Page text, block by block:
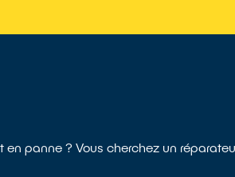
panne ? Vous cherchez un